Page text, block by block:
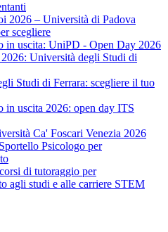
2026 – Università di Padova
scegliere
in uscita: UniPD - Open Day 2026
Università degli Studi di
Studi di Ferrara: scegliere il tuo
in uscita 2026: open day ITS
Ca' Foscari Venezia 2026
Psicologo per
di tutoraggio per
agli studi e alle carriere STEM